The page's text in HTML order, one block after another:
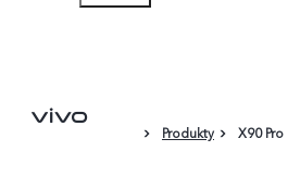
Produkty X90 Pro